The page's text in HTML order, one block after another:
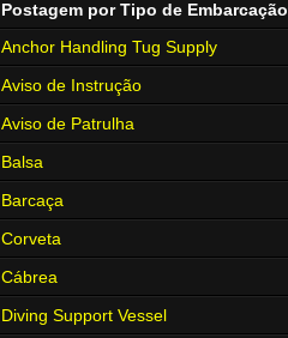
Postagem por Tipo de Embarcação
Anchor Handling Tug Supply
Aviso de Instrução
Aviso de Patrulha
Balsa
Barcaça
Corveta
Cábrea
Diving Support Vessel